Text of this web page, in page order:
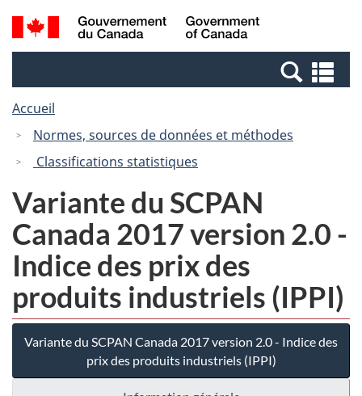
Passer
au
Passer
à
Canada
Recherche
et
et
Accueil
Normes, sources de données et méthodes
Classifications statistiques
Variante du SCPAN
Canada 2017 version 2.0 -
Indice des prix des
produits industriels (IPPI)
Variante du SCPAN Canada 2017 version 2.0 - Indice des
prix des produits industriels (IPPI)